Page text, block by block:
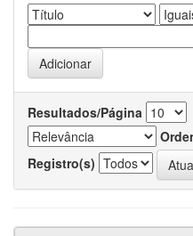
Resultados/Página
Registro(s)